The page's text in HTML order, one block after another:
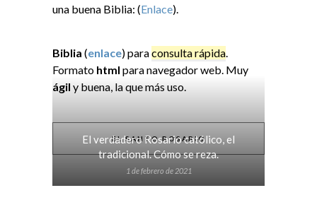
una buena Biblia: (Enlace).
Biblia (enlace) paraconsulta rápida.
Formato html para navegador web. Muy
ágily buena, la que más uso.
EL SANTO ROSARIO
El verdadero Rosario católico, el
tradicional. Cómo se reza.
1 de febrero de 2021